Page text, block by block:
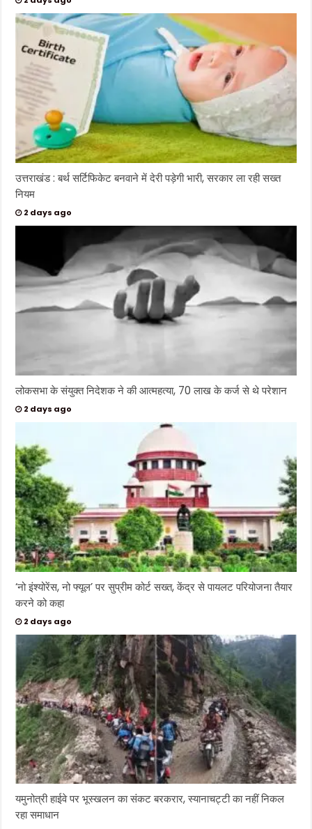
उत्तराखंड : बर्थ सर्टिफिकेट बनवाने में देरी पड़ेगी भारी, सरकार ला रही सख्त
नियम
2 days ago
लोकसभा के संयुक्त निदेशक ने की आत्महत्या, 70 लाख के कर्ज से थे परेशान
2 days ago
‘नो इंश्योरेंस, नो फ्यूल’ पर सुप्रीम कोर्ट सख्त, केंद्र से पायलट परियोजना तैयार
करने को कहा
2 days ago
यमुनोत्री हाईवे पर भूस्खलन का संकट बरकरार, स्यानाचट्टी का नहीं निकल
रहा समाधान